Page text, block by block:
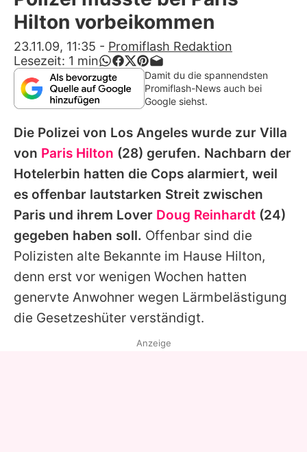
Alle Themen auf Promiflash
App runterladen
Team
Redaktionelle Richtlinien
Impressum
Datenschutzerklärung
Nutzungsbedingungen
Utiq verwalten
Hilton vorbeikommen
23.11.09, 11:35 - Promiflash Redaktion
Lesezeit: 1 min
Damit du die spannendsten
Promiflash-News auch bei
Google siehst.
Die Polizei von Los Angeles wurde zur Villa
von Paris Hilton (28) gerufen. Nachbarn der
Hotelerbin hatten die Cops alarmiert, weil
es offenbar lautstarken Streit zwischen
Paris und ihrem Lover Doug Reinhardt (24)
gegeben haben soll. Offenbar sind die
Polizisten alte Bekannte im Hause Hilton,
denn erst vor wenigen Wochen hatten
genervte Anwohner wegen Lärmbelästigung
die Gesetzeshüter verständigt.
Anzeige